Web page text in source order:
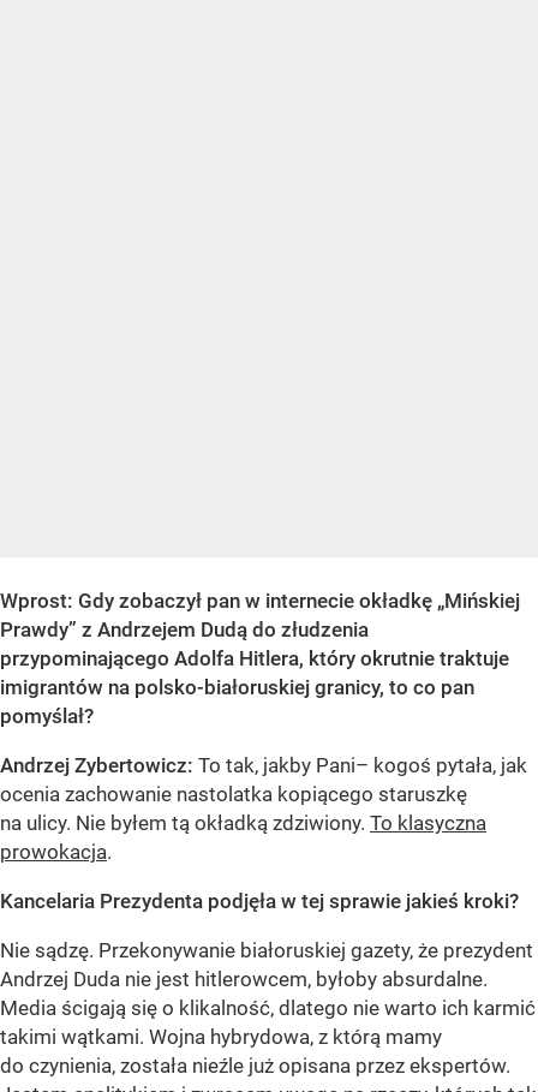
Wprost: Gdy zobaczył pan w internecie okładkę „Mińskiej
Prawdy” z Andrzejem Dudą do złudzenia
przypominającego Adolfa Hitlera, który okrutnie traktuje
imigrantów na polsko-białoruskiej granicy, to co pan
pomyślał?
Andrzej Zybertowicz: To tak, jakby Pani– kogoś pytała, jak
ocenia zachowanie nastolatka kopiącego staruszkę
na ulicy. Nie byłem tą okładką zdziwiony. To klasyczna
prowokacja.
Kancelaria Prezydenta podjęła w tej sprawie jakieś kroki?
Nie sądzę. Przekonywanie białoruskiej gazety, że prezydent
Andrzej Duda nie jest hitlerowcem, byłoby absurdalne.
Media ścigają się o klikalność, dlatego nie warto ich karmić
takimi wątkami. Wojna hybrydowa, z którą mamy
do czynienia, została nieźle już opisana przez ekspertów.